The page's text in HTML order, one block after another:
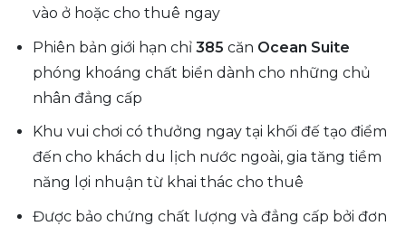
vào ở hoặc cho thuê ngay
Phiên bản giới hạn chỉ 385 căn Ocean Suite
phóng khoáng chất biển dành cho những chủ
nhân đẳng cấp
Khu vui chơi có thưởng ngay tại khối đế tạo điểm
đến cho khách du lịch nước ngoài, gia tăng tiềm
năng lợi nhuận từ khai thác cho thuê
Được bảo chứng chất lượng và đẳng cấp bởi đơn